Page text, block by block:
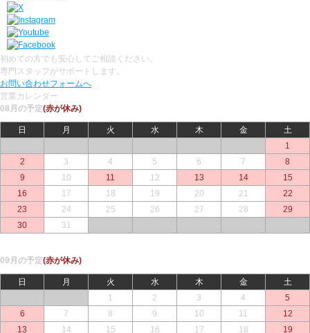
初めての方でも安心してご相談ください。
専門スタッフがサポートします。
お問い合わせフォームへ
営業カレンダー
08月の予定(赤が休み)
日 月 火 水 木 金
土
1
2
3 4 5 6 7
8
9
10 11 12 13 14
15
16
17 18 19 20 21
22
23
24 25 26 27 28
29
30
31
09月の予定(赤が休み)
日 月 火 水 木 金
土
1 2 3 4
5
6
7 8 9 10 11
12
13
14 15 16 17 18 19